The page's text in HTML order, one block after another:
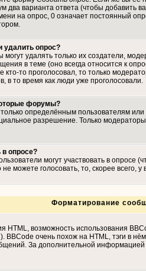
два варианта ответа (чтобы добавить
на опрос, 0 означает постоянный
удалить опрос?
могут удалять только их создатели,
в теме (оно всегда относится к
кто-то проголосовал, то только
в то время как люди уже проголосовали.
форумы?
определённым пользователям
разрешение. Только
в опросе?
могут участвовать в
можете голосовать, то, скорее всего,
Форматирование
HTML, возможность использования
очень похож на HTML, тэги в
За дополнительной